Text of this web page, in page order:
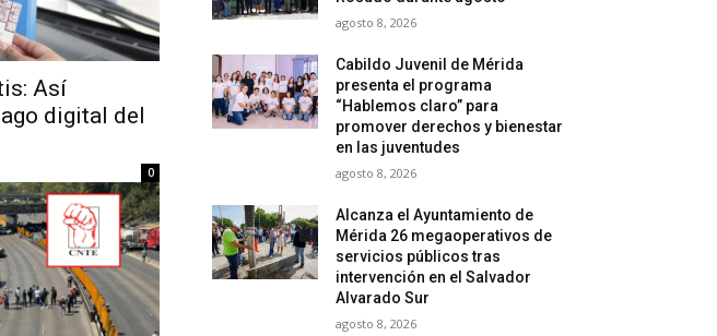
Así
digital del
0
agosto 8, 2026
Cabildo Juvenil de Mérida
presenta el programa
“Hablemos claro” para
promover derechos y bienestar
en las juventudes
agosto 8, 2026
Alcanza el Ayuntamiento de
Mérida 26 megaoperativos de
servicios públicos tras
intervención en el Salvador
Alvarado Sur
agosto 8, 2026